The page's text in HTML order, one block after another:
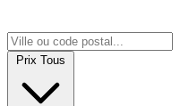
Prix Tous